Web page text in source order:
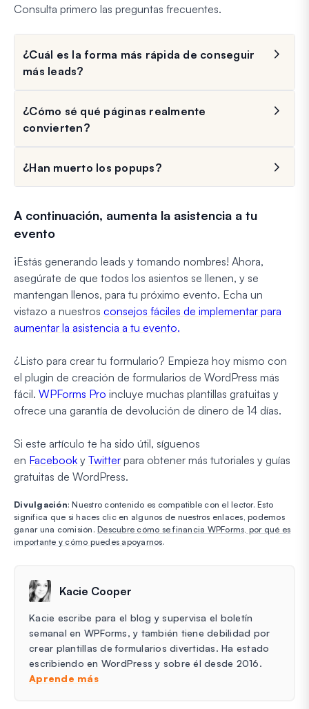
Consulta primero las preguntas frecuentes.
¿Cuál es la forma más rápida de conseguir
más leads?
¿Cómo sé qué páginas realmente
convierten?
¿Han muerto los popups?
A continuación, aumenta la asistencia a tu
evento
¡Estás generando leads y tomando nombres! Ahora,
asegúrate de que todos los asientos se llenen, y se
mantengan llenos, para tu próximo evento. Echa un
vistazo a nuestros consejos fáciles de implementar para
aumentar la asistencia a tu evento.
¿Listo para crear tu formulario? Empieza hoy mismo con
el plugin de creación de formularios de WordPress más
fácil. WPForms Pro incluye muchas plantillas gratuitas y
ofrece una garantía de devolución de dinero de 14 días.
Si este artículo te ha sido útil, síguenos
en Facebook y Twitter para obtener más tutoriales y guías
gratuitas de WordPress.
Divulgación: Nuestro contenido es compatible con el lector. Esto
significa que si haces clic en algunos de nuestros enlaces, podemos
ganar una comisión. Descubre cómo se financia WPForms, por qué es
importante y cómo puedes apoyarnos.
Kacie Cooper
Kacie escribe para el blog y supervisa el boletín
semanal en WPForms, y también tiene debilidad por
crear plantillas de formularios divertidas. Ha estado
escribiendo en WordPress y sobre él desde 2016.
Aprende más